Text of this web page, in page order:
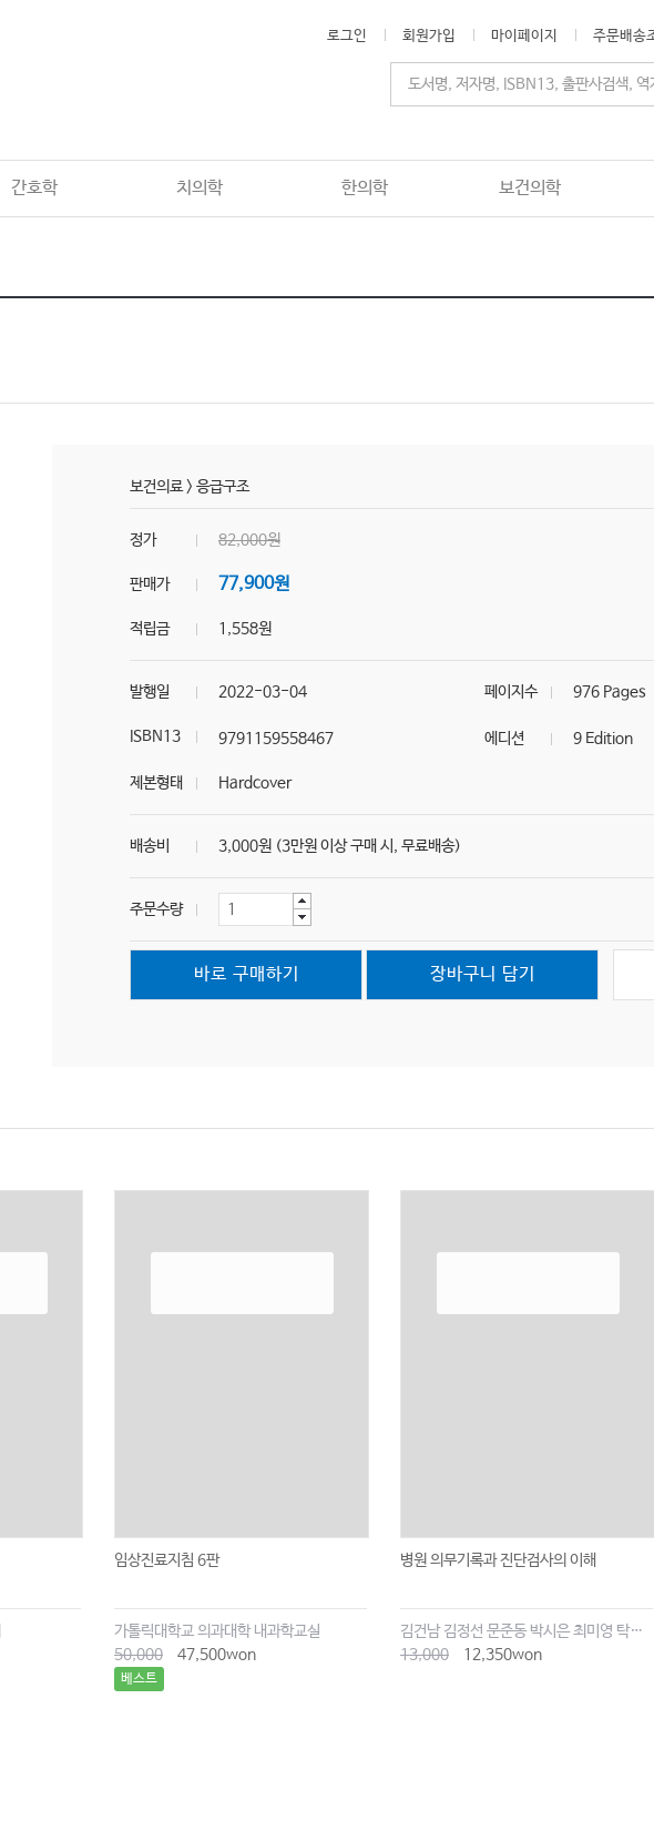
로그인 회원가입 마이페이지 주문배송
간호학 치의학 한의학 보건의학
보건의료> 응급구조
정가 82,000원
판매가 77,900원
적립금 1,558원
발행일 2022-03-04 페이지수 976 Pages
ISBN13 9791159558467 에디션 9 Edition
제본형태 Hardcover
배송비 3,000원 (3만원 이상 구매 시, 무료배송)
주문수량
바로 구매하기 장바구니 담기
임상진료지침 6판
가톨릭대학교 의과대학 내과학교실
50,000
47,500won
베스트
병원 의무기록과 진단검사의 이해
김건남 김정선 문준동 박시은 최미영 탁양주
13,000
12,350won